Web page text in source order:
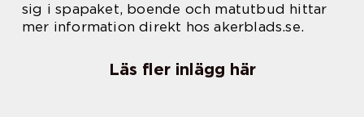
sig i spapaket, boende och matutbud hittar
mer information direkt hos akerblads.se.
Läs fler inlägg här